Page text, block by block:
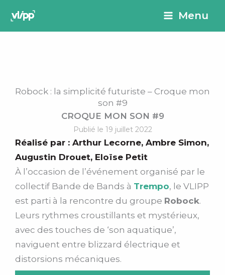
principal
Menu
Robock : la simplicité futuriste – Croque mon
son #9
CROQUE MON SON #9
Publié le 19 juillet 2022
Réalisé par : Arthur Lecorne, Ambre Simon,
Augustin Drouet, Eloïse Petit
À l’occasion de l’événement organisé par le
collectif Bande de Bands à Trempo, le VLIPP
est parti à la rencontre du groupe Robock.
Leurs rythmes croustillants et mystérieux,
avec des touches de ‘son aquatique’,
naviguent entre blizzard électrique et
distorsions mécaniques.